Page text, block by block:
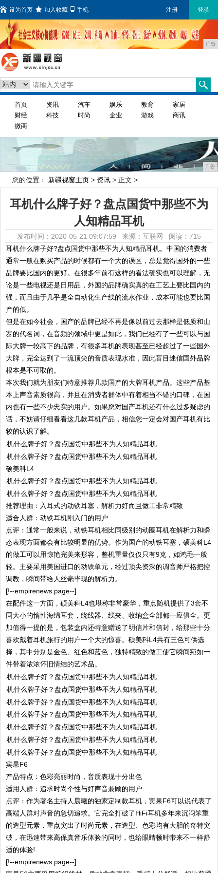
设为首页 加入收藏 手机 注册 登录
广告
首页 资讯 汽车 娱乐 教育
家居
财经
科技 时尚 企业 游戏
商讯
微商
广告
您的位置： 新疆视窗主页 > 资讯 > 正文 >
耳机什么牌子好？盘点国货中那些不为
人知精品耳机
发布时间：2020-05-21 09:07:59 来源：互联网 阅读：715
耳机什么牌子好?盘点国货中那些不为人知精品耳机。中国的消费者
通常一般在购买产品的时候都有一个大的误区，总是觉得国外的一些
品牌要比国内的更好。在很多年前有这样的看法确实也可以理解，无
论是一些电视还是日用品，外国的品牌确实真的在工艺上要比国内的
强，而且由于几乎是全自动化生产线的流水作业，成本可能也要比国
产的低。
但是在如今社会，国产的品牌已经不再是像以前过去那样是低质和山
寨的代名词，在音频的领域中更是如此，我们已经有了一些可以与国
际大牌一较高下的品牌，有很多耳机的表现甚至已经超过了一些国外
大牌，完全达到了一流顶尖的音质表现水准，因此盲目迷信国外品牌
根本是不可取的。
本次我们就为朋友们特意推荐几款国产的大牌耳机产品。这些产品基
本上声音素质很高，并且在消费者群体中有着相当不错的口碑，在国
内也有一些不少忠实的用户。如果您对国产耳机还有什么过多疑虑的
话，不妨请仔细看看这几款耳机产品，相信您一定会对国产耳机有比
较的认识了解。
硕美科L4
推荐理由：入耳式的动铁耳塞，解析力好而且做工非常精致
适合人群：动铁耳机刚入门的用户
点评：通常一般来说，动铁耳机相比同级别的动圈耳机在解析力和瞬
态表现方面都会有比较明显的优势。作为国产的动铁耳塞，硕美科L4
的做工可以用惊艳完美来形容，整机重量仅仅只有9克，如鸿毛一般
轻。主要采用美国进口的动铁单元，经过顶尖资深的调音师严格把控
调教，瞬间带给人丝毫毕现的解析力。
[!--empirenews.page--]
在配件这一方面，硕美科L4也堪称非常豪华，重点随机提供了3套不
同大小的惰性海绵耳套，绕线器、线夹、收纳盒全部都一应俱全。更
加值得一提的是，包装盒内还特意赠送了明信片和信封，给那些十分
喜欢戴着耳机旅行的用户一个大的惊喜。硕美科L4共有三色可供选
择，其中分别是金色、红色和蓝色，独特精致的做工使它瞬间宛如一
件带着浓浓怀旧情结的艺术品。
宾果F6
产品特点：色彩亮丽时尚，音质表现十分出色
适用人群：追求时尚个性与好声音兼顾的用户
点评：作为著名主持人晨曦的独家定制款耳机，宾果F6可以说代表了
高端人群对声音的急切追求。它完全打破了HiFi耳机多年来沉闷笨重
的造型元素，重点突出了时尚元素，在造型、色彩均有大胆的奇特突
破，在迅速带来高保真音乐体验的同时，也给眼睛顿时带来不一样舒
适的体验!
[!--empirenews.page--]